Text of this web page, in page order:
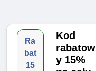
Ra
bat
15
Kod
rabatow
y 15%